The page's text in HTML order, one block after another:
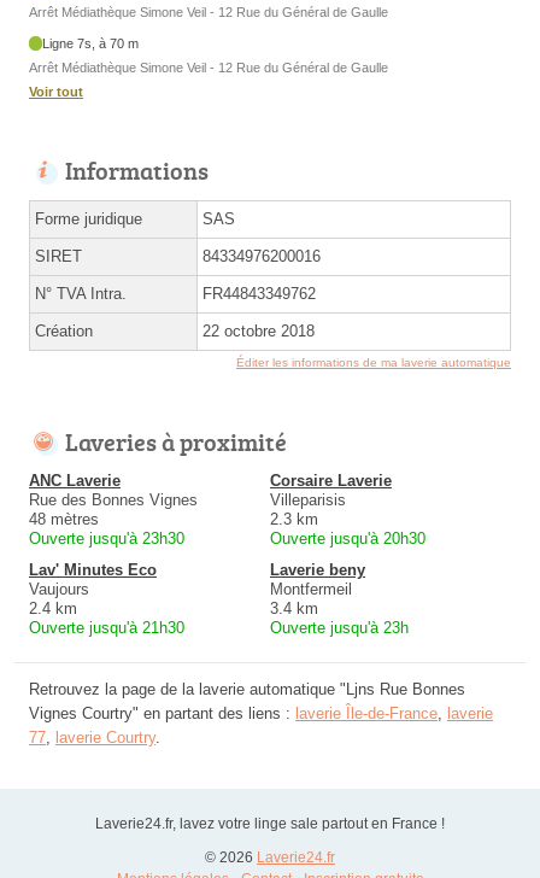
Arrêt Médiathèque Simone Veil - 12 Rue du Général de Gaulle
Ligne 7s, à 70 m
Arrêt Médiathèque Simone Veil - 12 Rue du Général de Gaulle
Voir tout
Informations
Forme juridique SAS
SIRET 84334976200016
N° TVA Intra. FR44843349762
Création 22 octobre 2018
Éditer les informations de ma laverie automatique
Laveries à proximité
ANC Laverie
Rue des Bonnes Vignes
48 mètres
Ouverte jusqu'à 23h30
Corsaire Laverie
Villeparisis
2.3 km
Ouverte jusqu'à 20h30
Lav' Minutes Eco
Vaujours
2.4 km
Ouverte jusqu'à 21h30
Laverie beny
Montfermeil
3.4 km
Ouverte jusqu'à 23h
Retrouvez la page de la laverie automatique "Ljns Rue Bonnes
Vignes Courtry" en partant des liens : laverie Île-de-France, laverie
77, laverie Courtry.
Laverie24.fr, lavez votre linge sale partout en France !
© 2026 Laverie24.fr